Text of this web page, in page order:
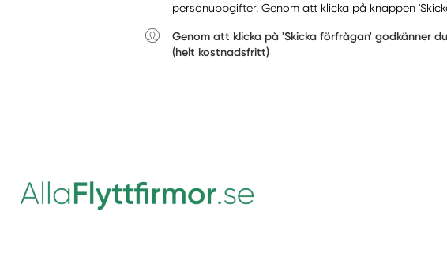
personuppgifter. Genom att klicka på knappen
Genom att klicka på 'Skicka förfrågan' godkänner
(helt kostnadsfritt)